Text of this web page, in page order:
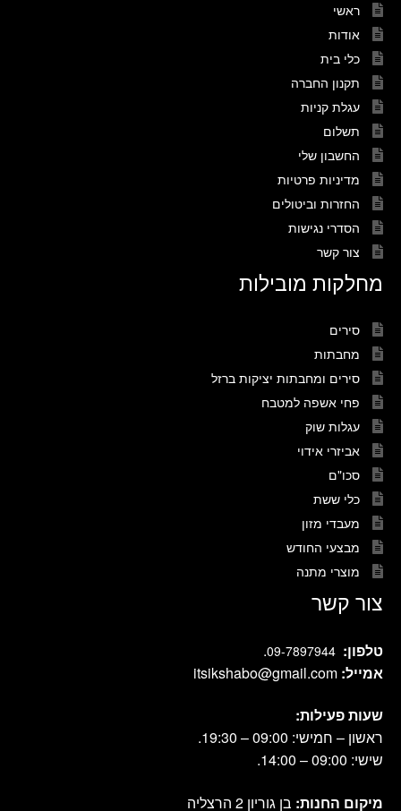
ראשי
אודות
כלי בית
תקנון החברה
עגלת קניות
תשלום
החשבון שלי
מדיניות פרטיות
החזרות וביטולים
הסדרי נגישות
צור קשר
מחלקות מובילות
סירים
מחבתות
סירים ומחבתות יציקות ברזל
פחי אשפה למטבח
עגלות שוק
אביזרי אידוי
סכו"ם
כלי ששת
מעבדי מזון
מבצעי החודש
מוצרי מתנה
צור קשר
טלפון: 09-7897944
.
אמייל: itsikshabo@gmail.com
שעות פעילות:
ראשון – חמישי: 09:00 – 19:30.
שישי: 09:00 – 14:00.
מיקום החנות: בן גוריון 2 הרצליה